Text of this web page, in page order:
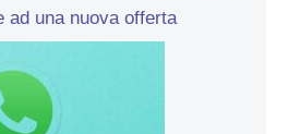
ad una nuova offerta